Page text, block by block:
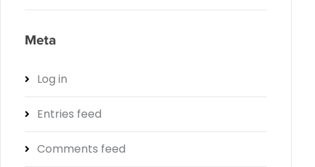
Meta
Log in
Entries feed
Comments feed